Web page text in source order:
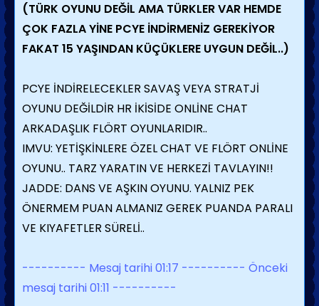
(TÜRK OYUNU DEĞİL AMA TÜRKLER VAR HEMDE
ÇOK FAZLA YİNE PCYE İNDİRMENİZ GEREKİYOR
FAKAT 15 YAŞINDAN KÜÇÜKLERE UYGUN DEĞİL..)
PCYE İNDİRELECEKLER SAVAŞ VEYA STRATJİ
OYUNU DEĞİLDİR HR İKİSİDE ONLİNE CHAT
ARKADAŞLIK FLÖRT OYUNLARIDIR..
IMVU: YETİŞKİNLERE ÖZEL CHAT VE FLÖRT ONLİNE
OYUNU.. TARZ YARATIN VE HERKEZİ TAVLAYIN!!
JADDE: DANS VE AŞKIN OYUNU. YALNIZ PEK
ÖNERMEM PUAN ALMANIZ GEREK PUANDA PARALI
VE KIYAFETLER SÜRELİ..
---------- Mesaj tarihi 01:17 ---------- Önceki
mesaj tarihi 01:11 ----------